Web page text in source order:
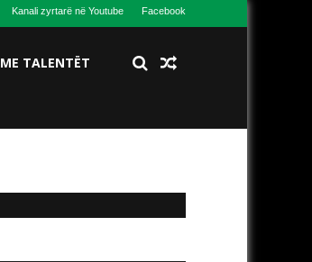
Kanali zyrtarë në Youtube Facebook
ME TALENTËT